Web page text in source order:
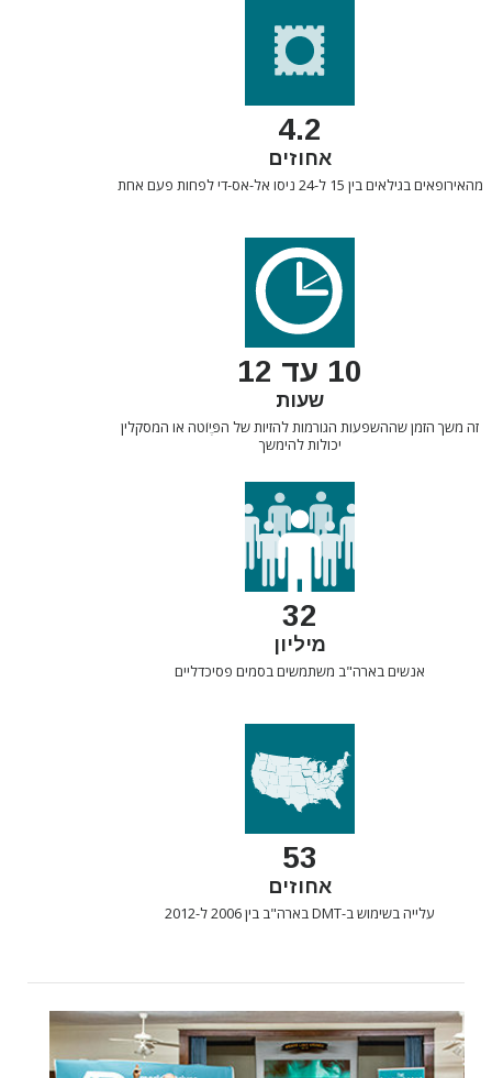
4.2
אחוזים
מהאירופאים בגילאים בין 15 ל-24 ניסו אל-אס-די לפחות פעם אחת
10 עד 12
שעות
זה משך הזמן שההשפעות הגורמות להזיות של הפֶּיוֹטה או המסקלין
יכולות להימשך
32
מיליון
אנשים בארה"ב משתמשים בסמים פסיכדליים
53
אחוזים
עלייה בשימוש ב-DMT בארה"ב בין 2006 ל-2012